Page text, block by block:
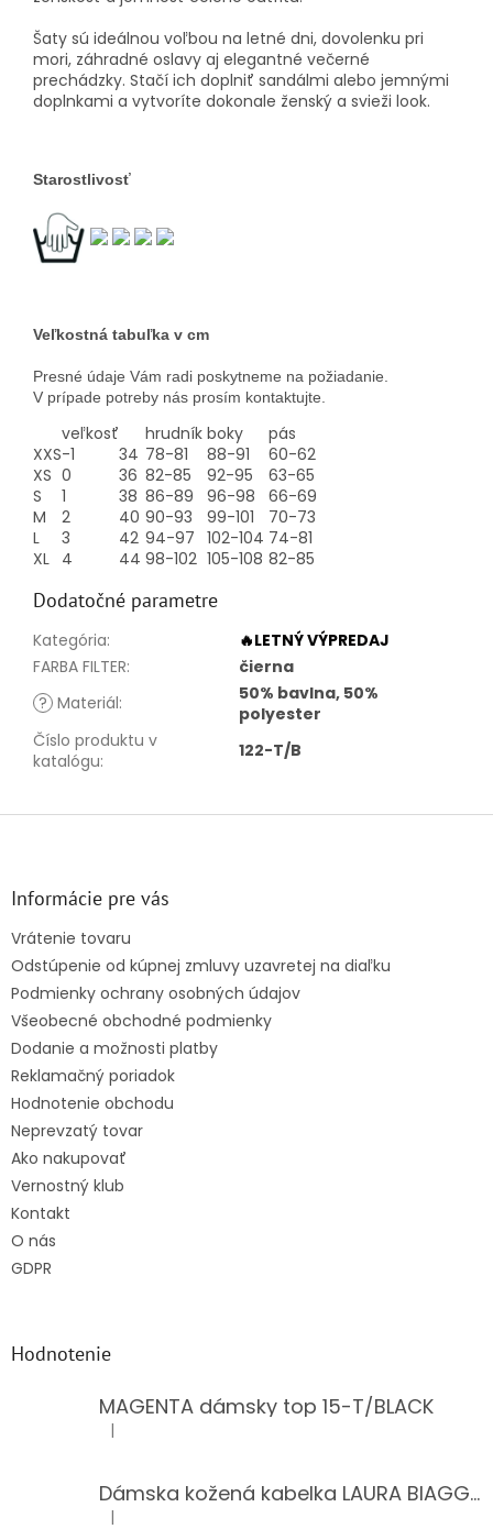
Šaty sú ideálnou voľbou na letné dni, dovolenku pri
mori, záhradné oslavy aj elegantné večerné
prechádzky. Stačí ich doplniť sandálmi alebo jemnými
doplnkami a vytvoríte dokonale ženský a svieži look.
Starostlivosť
Veľkostná tabuľka v cm
Presné údaje Vám radi poskytneme na požiadanie.
V prípade potreby nás prosím kontaktujte.
veľkosť hrudník boky
pás
XXS-1 34 78-81 88-91
60-62
XS 0 36 82-85 92-95
63-65
S
1 38 86-89 96-98
66-69
M
2 40 90-93 99-101
70-73
L
3 42 94-97 102-104 74-81
XL 4 44 98-102 105-108 82-85
Dodatočné parametre
Kategória:
🔥LETNÝ VÝPREDAJ
FARBA FILTER:
čierna
? Materiál:
50% bavlna, 50%
polyester
Číslo produktu v
katalógu: 122-T/B
Z
Informácie pre vás
Vrátenie tovaru
Odstúpenie od kúpnej zmluvy uzavretej na diaľku
Podmienky ochrany osobných údajov
Všeobecné obchodné podmienky
Dodanie a možnosti platby
Reklamačný poriadok
Hodnotenie obchodu
Neprevzatý tovar
Ako nakupovať
Vernostný klub
Kontakt
O nás
GDPR
Hodnotenie
MAGENTA dámsky top 15-T/BLACK
Hodnotenie produktu je 5 z 5 hviezdičiek.
|
Dámska kožená kabelka LAURA BIAGGI 944-PINK
Hodnotenie produktu je 5 z 5 hviezdičiek.
|